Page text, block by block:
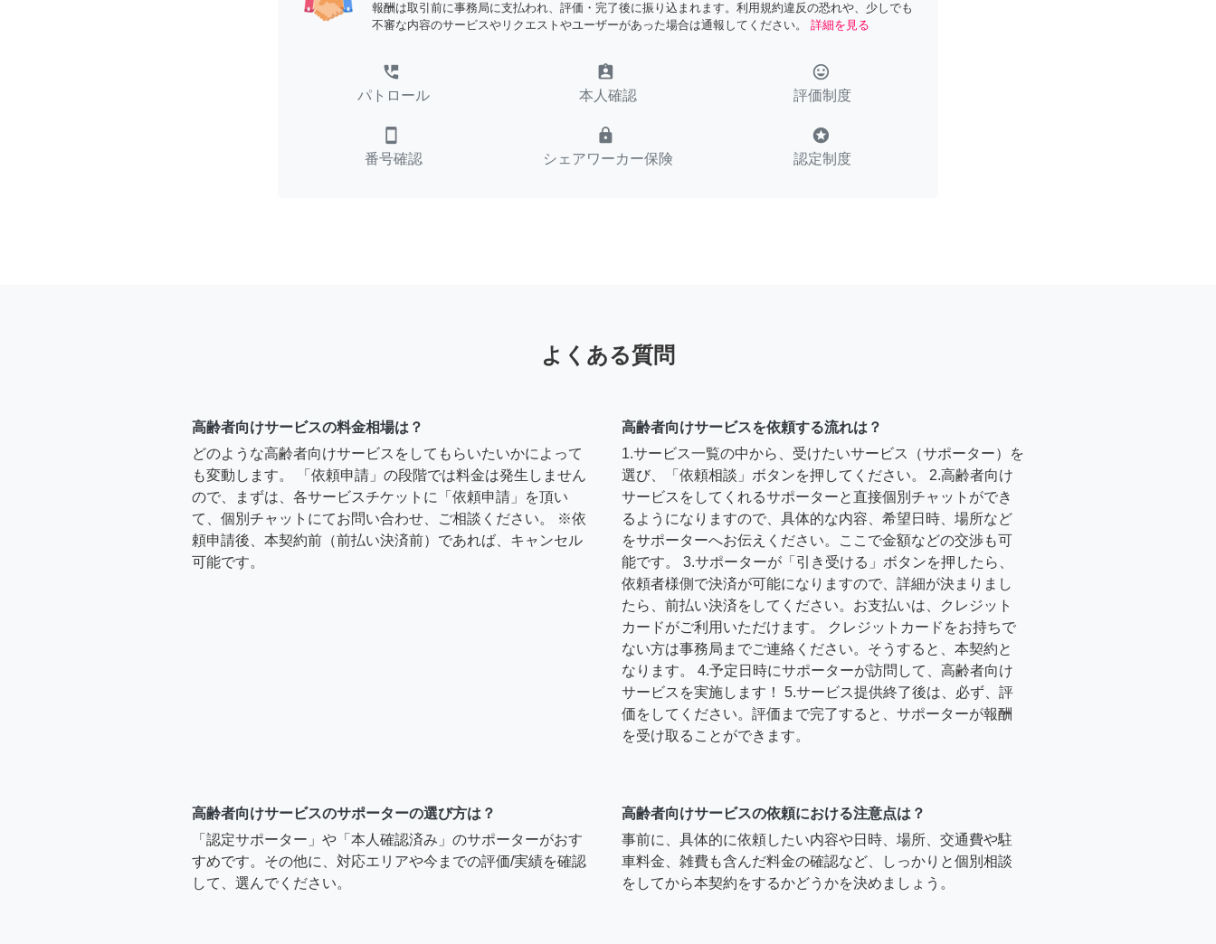
報酬は取引前に事務局に支払われ、評価・完了後に振り込まれます。利用規約違反の恐れや、少しでも
不審な内容のサービスやリクエストやユーザーがあった場合は通報してください。
詳細を見る
perm_phone_msg
パトロール
assignment_ind
本人確認
tag_faces
評価制度
smartphone
番号確認
lock
シェアワーカー保険
stars
認定制度
よくある質問
高齢者向けサービスの料金相場は？
どのような高齢者向けサービスをしてもらいたいかによって
も変動します。 「依頼申請」の段階では料金は発生しません
ので、まずは、各サービスチケットに「依頼申請」を頂い
て、個別チャットにてお問い合わせ、ご相談ください。 ※依
頼申請後、本契約前（前払い決済前）であれば、キャンセル
可能です。
高齢者向けサービスを依頼する流れは？
1.サービス一覧の中から、受けたいサービス（サポーター）を
選び、「依頼相談」ボタンを押してください。 2.高齢者向け
サービスをしてくれるサポーターと直接個別チャットができ
るようになりますので、具体的な内容、希望日時、場所など
をサポーターへお伝えください。ここで金額などの交渉も可
能です。 3.サポーターが「引き受ける」ボタンを押したら、
依頼者様側で決済が可能になりますので、詳細が決まりまし
たら、前払い決済をしてください。お支払いは、クレジット
カードがご利用いただけます。 クレジットカードをお持ちで
ない方は事務局までご連絡ください。そうすると、本契約と
なります。 4.予定日時にサポーターが訪問して、高齢者向け
サービスを実施します！ 5.サービス提供終了後は、必ず、評
価をしてください。評価まで完了すると、サポーターが報酬
を受け取ることができます。
高齢者向けサービスのサポーターの選び方は？
「認定サポーター」や「本人確認済み」のサポーターがおす
すめです。その他に、対応エリアや今までの評価/実績を確認
して、選んでください。
高齢者向けサービスの依頼における注意点は？
事前に、具体的に依頼したい内容や日時、場所、交通費や駐
車料金、雑費も含んだ料金の確認など、しっかりと個別相談
をしてから本契約をするかどうかを決めましょう。